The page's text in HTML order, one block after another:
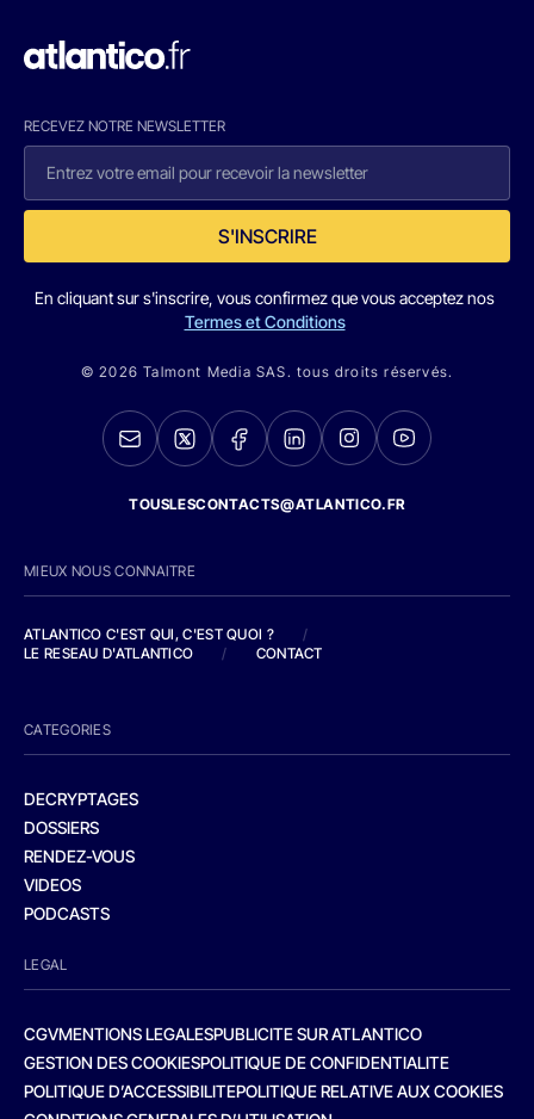
RECEVEZ NOTRE NEWSLETTER
S'INSCRIRE
En cliquant sur s'inscrire, vous confirmez que vous acceptez nos
Termes et Conditions
© 2026 Talmont Media SAS. tous droits réservés.
TOUSLESCONTACTS@ATLANTICO.FR
MIEUX NOUS CONNAITRE
ATLANTICO C'EST QUI, C'EST QUOI ?
/
LE RESEAU D'ATLANTICO
/ CONTACT
CATEGORIES
DECRYPTAGES
DOSSIERS
RENDEZ-VOUS
VIDEOS
PODCASTS
LEGAL
CGVMENTIONS LEGALESPUBLICITE SUR ATLANTICO
GESTION DES COOKIESPOLITIQUE DE CONFIDENTIALITE
POLITIQUE D’ACCESSIBILITEPOLITIQUE RELATIVE AUX COOKIES